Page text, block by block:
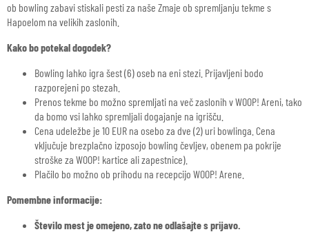
ob bowling zabavi stiskali pesti za naše Zmaje ob spremljanju tekme s
Hapoelom na velikih zaslonih.
Kako bo potekal dogodek?
Bowling lahko igra šest (6) oseb na eni stezi. Prijavljeni bodo
razporejeni po stezah.
Prenos tekme bo možno spremljati na več zaslonih v WOOP! Areni, tako
da bomo vsi lahko spremljali dogajanje na igrišču.
Cena udeležbe je 10 EUR na osebo za dve (2) uri bowlinga. Cena
vključuje brezplačno izposojo bowling čevljev, obenem pa pokrije
stroške za WOOP! kartice ali zapestnice).
Plačilo bo možno ob prihodu na recepcijo WOOP! Arene.
Pomembne informacije:
Število mest je omejeno, zato ne odlašajte s prijavo.